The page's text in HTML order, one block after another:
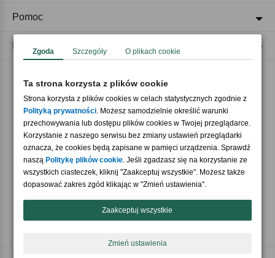
Akceptujemy płatności
Nasi partnerzy
Pomoc
Zgoda Szczegóły O plikach cookie
Ta strona korzysta z plików cookie
Strona korzysta z plików cookies w celach statystycznych zgodnie z
Polityką prywatności. Możesz samodzielnie określić warunki
przechowywania lub dostępu plików cookies w Twojej przeglądarce.
Korzystanie z naszego serwisu bez zmiany ustawień przeglądarki
oznacza, że cookies będą zapisane w pamięci urządzenia. Sprawdź
naszą Politykę plików cookie. Jeśli zgadzasz się na korzystanie ze
wszystkich ciasteczek, kliknij "Zaakceptuj wszystkie". Możesz także
dopasować zakres zgód klikając w "Zmień ustawienia".
Zaakceptuj wszystkie
Zmień ustawienia